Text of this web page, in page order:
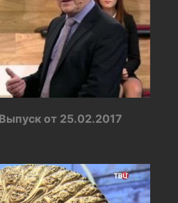
от 25.02.2017